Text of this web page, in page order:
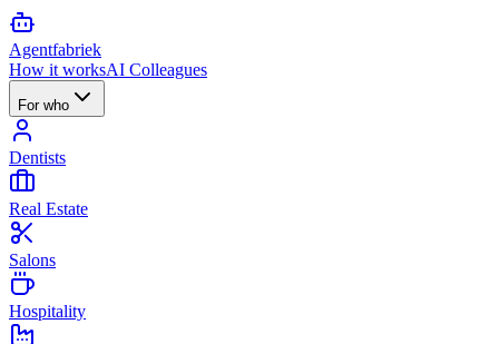
Agentfabriek
How it worksAI Colleagues
For who
Dentists
Real Estate
Salons
Hospitality